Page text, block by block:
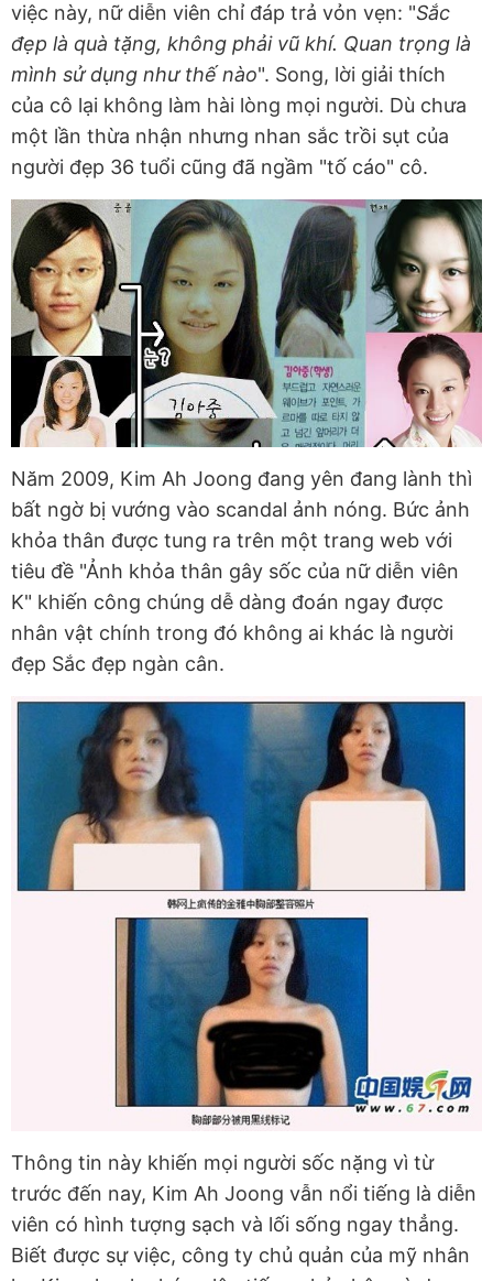
việc này, nữ diễn viên chỉ đáp trả vỏn vẹn: "Sắc
đẹp là quà tặng, không phải vũ khí. Quan trọng là
mình sử dụng như thế nào". Song, lời giải thích
của cô lại không làm hài lòng mọi người. Dù chưa
một lần thừa nhận nhưng nhan sắc trồi sụt của
người đẹp 36 tuổi cũng đã ngầm "tố cáo" cô.
Năm 2009, Kim Ah Joong đang yên đang lành thì
bất ngờ bị vướng vào scandal ảnh nóng. Bức ảnh
khỏa thân được tung ra trên một trang web với
tiêu đề "Ảnh khỏa thân gây sốc của nữ diễn viên
K" khiến công chúng dễ dàng đoán ngay được
nhân vật chính trong đó không ai khác là người
đẹp Sắc đẹp ngàn cân.
Thông tin này khiến mọi người sốc nặng vì từ
trước đến nay, Kim Ah Joong vẫn nổi tiếng là diễn
viên có hình tượng sạch và lối sống ngay thẳng.
Biết được sự việc, công ty chủ quản của mỹ nhân